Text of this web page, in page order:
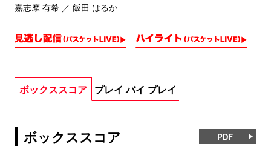
嘉志摩 有希 ／ 飯田 はるか
ボックススコア プレイ バイ プレイ
ボックススコア PDF